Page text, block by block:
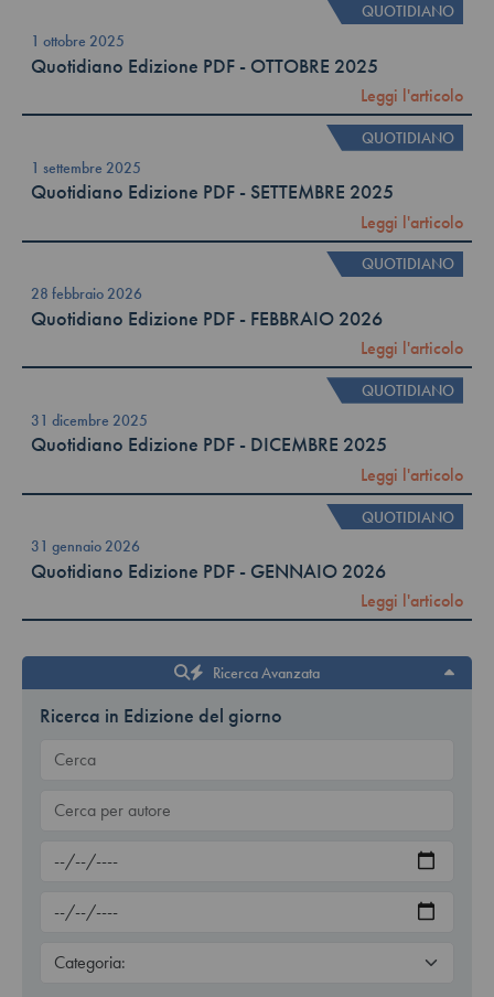
QUOTIDIANO
1 ottobre 2025
Quotidiano Edizione PDF - OTTOBRE 2025
Leggi l'articolo
QUOTIDIANO
1 settembre 2025
Quotidiano Edizione PDF - SETTEMBRE 2025
Leggi l'articolo
QUOTIDIANO
28 febbraio 2026
Quotidiano Edizione PDF - FEBBRAIO 2026
Leggi l'articolo
QUOTIDIANO
31 dicembre 2025
Quotidiano Edizione PDF - DICEMBRE 2025
Leggi l'articolo
QUOTIDIANO
31 gennaio 2026
Quotidiano Edizione PDF - GENNAIO 2026
Leggi l'articolo
Ricerca Avanzata
Ricerca in Edizione del giorno